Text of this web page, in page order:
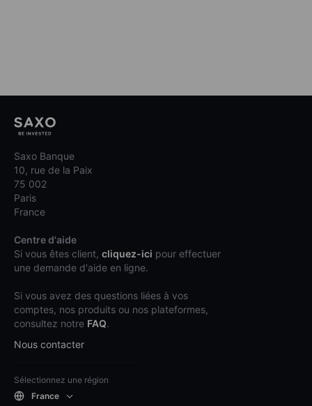
Saxo Banque
10, rue de la Paix
75 002
Paris
France
Centre d'aide
Si vous êtes client, cliquez-ici pour effectuer
une demande d'aide en ligne.
Si vous avez des questions liées à vos
comptes, nos produits ou nos plateformes,
consultez notre FAQ.
Nous contacter
Sélectionnez une région
France